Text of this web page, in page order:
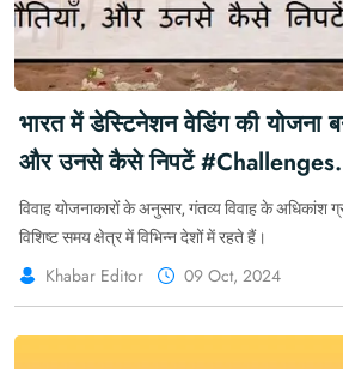
भारत में डेस्टिनेशन वेडिंग की योजना
और उनसे कैसे निपटें #Challenges
#DestinationWeddings
#Wedding
विवाह योजनाकारों के अनुसार, गंतव्य विवाह के
विशिष्ट समय क्षेत्र में विभिन्न देशों में रहते हैं।
Khabar Editor 09 Oct, 2024